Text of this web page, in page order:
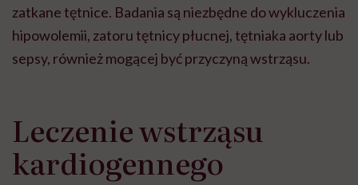
zatkane tętnice. Badania są niezbędne do wykluczenia
hipowolemii, zatoru tętnicy płucnej, tętniaka aorty lub
sepsy, również mogącej być przyczyną wstrząsu.
Leczenie wstrząsu
kardiogennego